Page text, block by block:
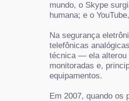
mundo, o Skype
humana; e o
Na segurança
telefônicas
técnica — ela alterou
monitoradas e,
equipamentos.
Em 2007, quando os